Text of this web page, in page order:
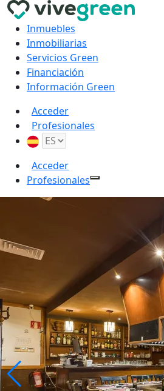
Inmuebles
Inmobiliarias
Servicios Green
Financiación
Información Green
Acceder
Profesionales
Acceder
Profesionales